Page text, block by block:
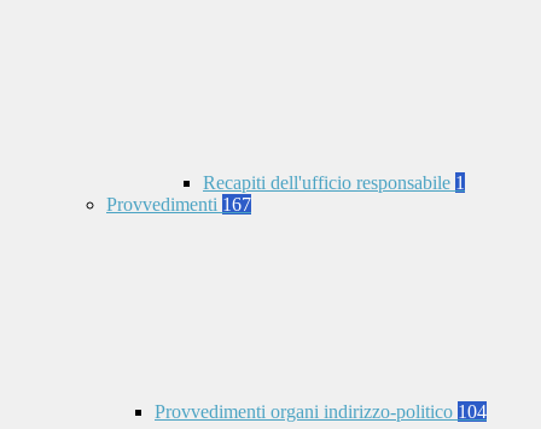
Recapiti dell'ufficio responsabile 1
Provvedimenti 167
Provvedimenti organi indirizzo-politico 104